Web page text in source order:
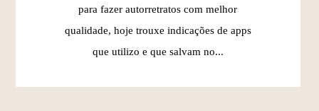
para fazer autorretratos com melhor
qualidade, hoje trouxe indicações de apps
que utilizo e que salvam no...